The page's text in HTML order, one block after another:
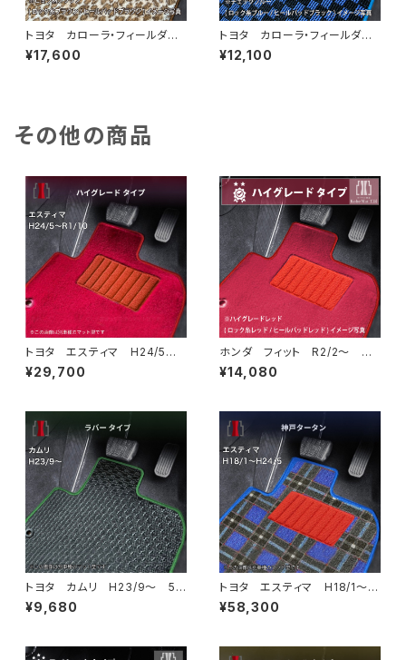
トヨタ カローラ・フィールダー
（ステーションワゴン） H24/
5〜 160系 フロアマット一
¥17,600
トヨタ カローラ・フィールダー
（ステーションワゴン） H24/
5〜 160系 フロアマット一
¥12,100
その他の商品
トヨタ エスティマ H24/5〜R
1/10（後期） 50系 フロアマッ
ト一式 カーマット ハイグレー
¥29,700
ホンダ フィット R2/2〜 G
R/GS系 フロアマット一式 カ
ーマット ハイグレードタイプ
¥14,080
トヨタ カムリ H23/9〜 5
0/70系 フロアマット一式 カ
ーマット 防水 ラバータイプ
¥9,680
トヨタ エスティマ H18/1〜H
24/5（前期） 50系 フロアマ
ット一式 カーマット 神戸ター
¥58,300